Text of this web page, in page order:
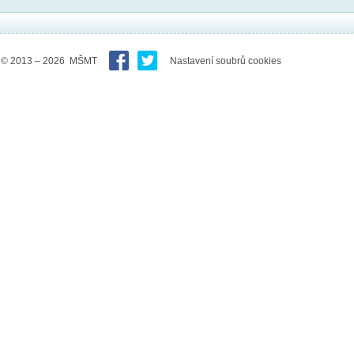
© 2013 – 2026 MŠMT Nastavení soubrů cookies